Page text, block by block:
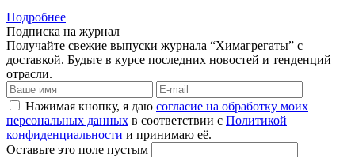
Подробнее
Подписка на журнал
Получайте свежие выпуски журнала “Химагрегаты” с
доставкой. Будьте в курсе последних новостей и тенденций
отрасли.
Нажимая кнопку, я даю согласие на обработку моих
персональных данных в соответствии с Политикой
конфиденциальности и принимаю её.
Оставьте это поле пустым